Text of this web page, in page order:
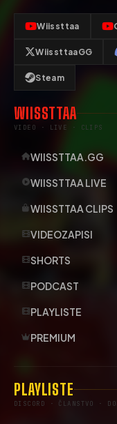
Wiissttaa
WiissttaaGG
Steam
WIISSTTAA
VIDEO · LIVE · CLIPS
WIISSTTAA.GG
WIISSTTAA LIVE
WIISSTTAA CLIPS
VIDEOZAPISI
SHORTS
PODCAST
PLAYLISTE
PREMIUM
PLAYLISTE
DISCORD · ČLANSTVO ·